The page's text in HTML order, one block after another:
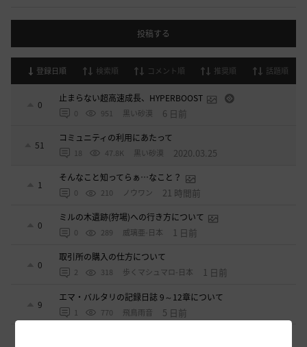
投稿する
登録日順 検索順 コメント順 推奨順 話題順
0
止まらない超高速成長、HYPERBOOST
0 951 黒い砂漠 6 日前
51
コミュニティの利用にあたって
18 47.8K 黒い砂漠 2020.03.25
1
そんなこと知ってらぁ…なこと？
0 210 ノウワン 21 時間前
0
ミルの木遺跡(狩場)への行き方について
0 289 威璃亜-日本 1 日前
0
取引所の購入の仕方について
2 318 歩くマシュマロ-日本 1 日前
9
エマ・バルタリの記録日誌 9～12章について
1 770 飛鳥雨音 5 日前